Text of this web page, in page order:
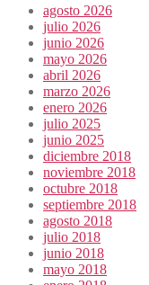
agosto 2026
julio 2026
junio 2026
mayo 2026
abril 2026
marzo 2026
enero 2026
julio 2025
junio 2025
diciembre 2018
noviembre 2018
octubre 2018
septiembre 2018
agosto 2018
julio 2018
junio 2018
mayo 2018